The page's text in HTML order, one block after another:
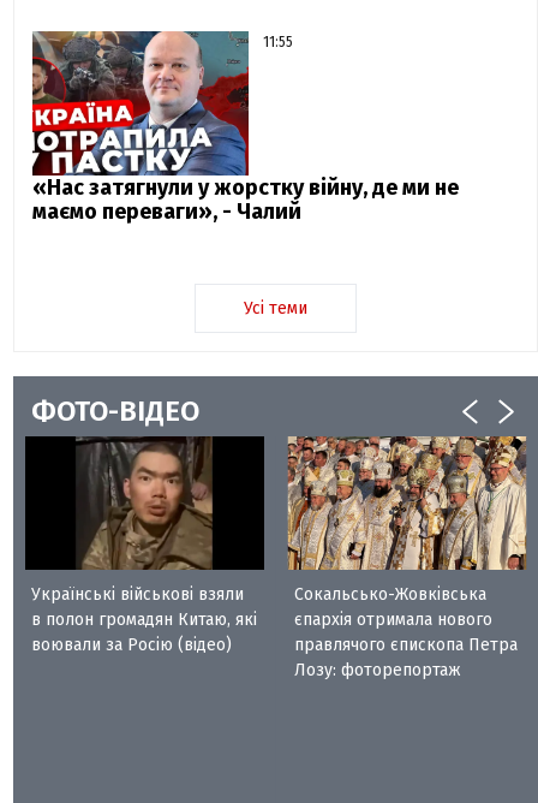
11:55
«Нас затягнули у жорстку війну, де ми не
маємо переваги», - Чалий
Усі теми
ФОТО-ВІДЕО
Українські військові взяли
в полон громадян Китаю, які
воювали за Росію (відео)
Сокальсько-Жовківська
єпархія отримала нового
правлячого єпископа Петра
Лозу: фоторепортаж